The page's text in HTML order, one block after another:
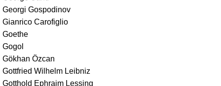
Georgi Gospodinov
Gianrico Carofiglio
Goethe
Gogol
Gökhan Özcan
Gottfried Wilhelm Leibniz
Gotthold Ephraim Lessing